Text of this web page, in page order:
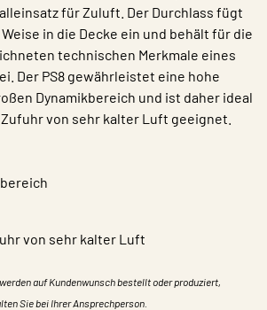
für Zuluft. Der Durchlass fügt
in die Decke ein und behält für die
technischen Merkmale eines
Der PS8 gewährleistet eine hohe
Dynamikbereich und ist daher ideal
von sehr kalter Luft geeignet.
von sehr kalter Luft
auf Kundenwunsch bestellt oder produziert,
Sie bei Ihrer Ansprechperson.